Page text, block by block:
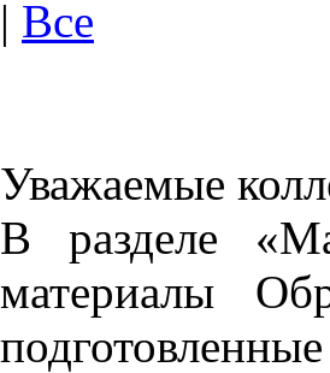
| Все
Уважаемые
В разделе
материалы